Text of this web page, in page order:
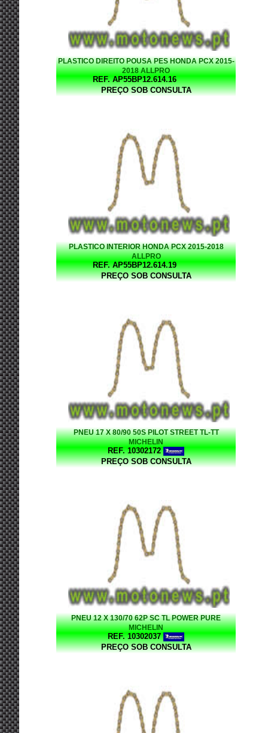
PLASTICO DIREITO POUSA PES HONDA PCX 2015-
2018 ALLPRO
REF. AP55BP12.614.16
PREÇO SOB CONSULTA
PLASTICO INTERIOR HONDA PCX 2015-2018
ALLPRO
REF. AP55BP12.614.19
PREÇO SOB CONSULTA
PNEU 17 X 80/90 50S PILOT STREET TL-TT
MICHELIN
REF. 10302172
PREÇO SOB CONSULTA
PNEU 12 X 130/70 62P SC TL POWER PURE
MICHELIN
REF. 10302037
PREÇO SOB CONSULTA